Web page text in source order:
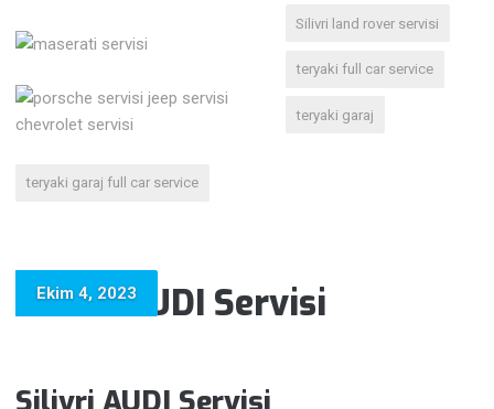
Silivri land rover servisi
teryaki full car service
teryaki garaj
teryaki garaj full car service
Silivri AUDI Servisi
Ekim 4, 2023